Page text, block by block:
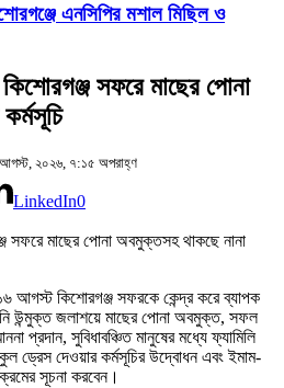
এনসিপির মশাল মিছিল ও
সফরে মাছের পোনা
আগস্ট, ২০২৬, ৭:১৫ অপরাহ্ণ
LinkedIn0
১৬ আগস্ট কিশোরগঞ্জ সফরকে কেন্দ্র করে ব্যাপক
উন্মুক্ত জলাশয়ে মাছের পোনা অবমুক্ত, সফল
প্রদান, সুবিধাবঞ্চিত মানুষের মধ্যে ফ্যামিলি
স্কুল ড্রেস দেওয়ার কর্মসূচির উদ্বোধন এবং ইমাম-
সূচনা করবেন।